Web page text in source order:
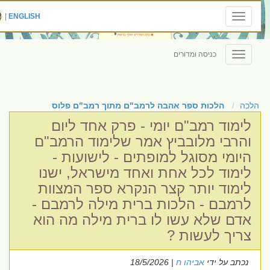
Toggle
navigation
ENGLISH
|
Toggle
navigation
כניסה ומדורים
הלכה הלכות ספר אהבה לרמב"ם מתוך רמב"ם פלוס
לימוד רמב"ם יומי - פרק אחד ליום
והרבי מלובביץ אמר שלימוד הרמב"ם
היומי מסוגל למופתים - לישועות -
לימוד לכל אחת ואחד מישראל, ישנו
לימוד יותר קצר הנקרא ספר המצוות
לרמבם - הלכות ברית מילה לרמבם -
אדם שלא עשו לו ברית מילה מה הוא
צריך לעשות ?
נכתב על ידיאביהו ח| 18/5/2026